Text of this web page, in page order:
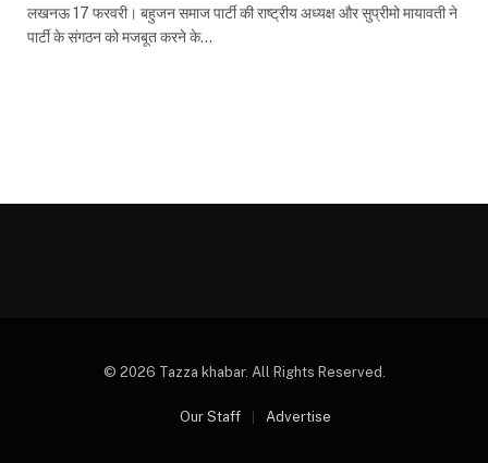
लखनऊ 17 फरवरी। बहुजन समाज पार्टी की राष्ट्रीय अध्यक्ष और सुप्रीमो मायावती ने
पार्टी के संगठन को मजबूत करने के…
© 2026 Tazza khabar. All Rights Reserved.
Our Staff Advertise